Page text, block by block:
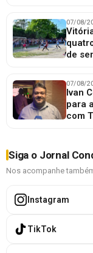
07/08/
de
07/08/
Ivan
para
com
Siga o Jornal
Nos acompanhe
Instagram
TikTok